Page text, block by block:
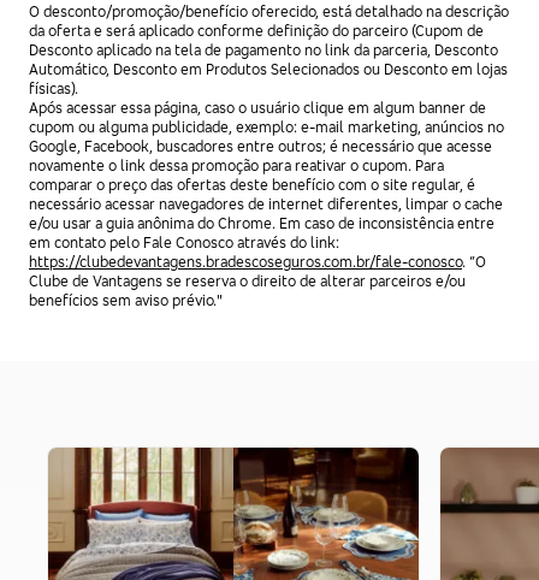
O desconto/promoção/benefício oferecido, está detalhado na descrição
da oferta e será aplicado conforme definição do parceiro (Cupom de
Desconto aplicado na tela de pagamento no link da parceria, Desconto
Automático, Desconto em Produtos Selecionados ou Desconto em lojas
físicas).
Após acessar essa página, caso o usuário clique em algum banner de
cupom ou alguma publicidade, exemplo: e-mail marketing, anúncios no
Google, Facebook, buscadores entre outros; é necessário que acesse
novamente o link dessa promoção para reativar o cupom. Para
comparar o preço das ofertas deste benefício com o site regular, é
necessário acessar navegadores de internet diferentes, limpar o cache
e/ou usar a guia anônima do Chrome. Em caso de inconsistência entre
em contato pelo Fale Conosco através do link:
https://clubedevantagens.bradescoseguros.com.br/fale-conosco. “O
Clube de Vantagens se reserva o direito de alterar parceiros e/ou
benefícios sem aviso prévio."